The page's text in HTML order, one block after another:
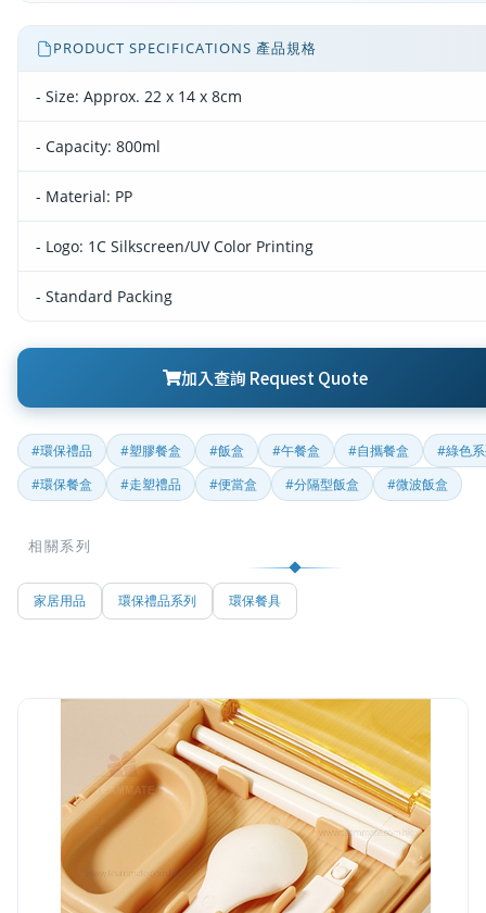
PRODUCT SPECIFICATIONS 產品規格
- Size: Approx. 22 x 14 x 8cm
- Capacity: 800ml
- Material: PP
- Logo: 1C Silkscreen/UV Color Printing
- Standard Packing
加入查詢 Request Quote
#環保禮品 #塑膠餐盒 #飯盒 #午餐盒 #自攜餐盒 #綠色
#環保餐盒 #走塑禮品 #便當盒 #分隔型飯盒 #微波飯盒
相關系列
家居用品 環保禮品系列 環保餐具